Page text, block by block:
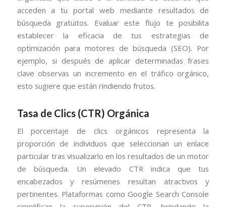
acceden a tu portal web mediante resultados de
búsqueda gratuitos. Evaluar este flujo te posibilita
establecer la eficacia de tus estrategias de
optimización para motores de búsqueda (SEO). Por
ejemplo, si después de aplicar determinadas frases
clave observas un incremento en el tráfico orgánico,
esto sugiere que están rindiendo frutos.
Tasa de Clics (CTR) Orgánica
El porcentaje de clics orgánicos representa la
proporción de individuos que seleccionan un enlace
particular tras visualizarlo en los resultados de un motor
de búsqueda. Un elevado CTR indica que tus
encabezados y resúmenes resultan atractivos y
pertinentes. Plataformas como Google Search Console